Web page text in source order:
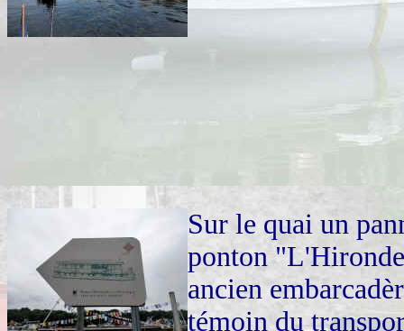
Sur le quai un
ponton
ancien
témoin du